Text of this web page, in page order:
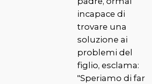
incapace di
trovare una
soluzione ai
problemi del
figlio, esclama:
"Speriamo di far